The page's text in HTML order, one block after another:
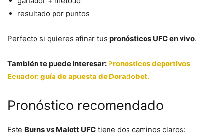
resultado por puntos
Perfecto si quieres afinar tus pronósticos UFC en vivo.
También te puede interesar: Pronósticos deportivos
Ecuador: guía de apuesta de Doradobet.
Pronóstico recomendado
Este Burns vs Malott UFC tiene dos caminos claros: